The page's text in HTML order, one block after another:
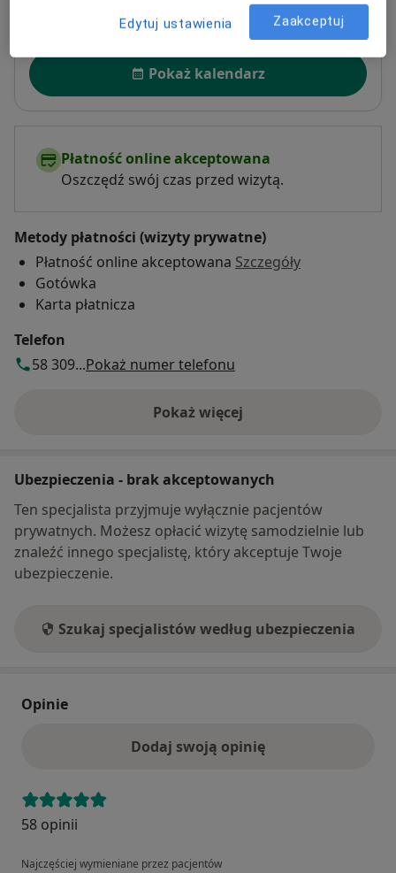
Powiększ mapę
otwiera się w nowej karcie
Dostępność
Pokaż kalendarz
Płatność online akceptowana
Oszczędź swój czas przed wizytą.
Metody płatności (wizyty prywatne)
Płatność online akceptowana Szczegóły
Gotówka
Karta płatnicza
Telefon
58 309...Pokaż numer telefonu
Pokaż więcej
o adresie
Ubezpieczenia - brak akceptowanych
Ten specjalista przyjmuje wyłącznie pacjentów
prywatnych. Możesz opłacić wizytę samodzielnie lub
znaleźć innego specjalistę, który akceptuje Twoje
ubezpieczenie.
Szukaj specjalistów według ubezpieczenia
Opinie
Dodaj swoją opinię
58 opinii
Najczęściej wymieniane przez pacjentów
Edytuj ustawienia Zaakceptuj